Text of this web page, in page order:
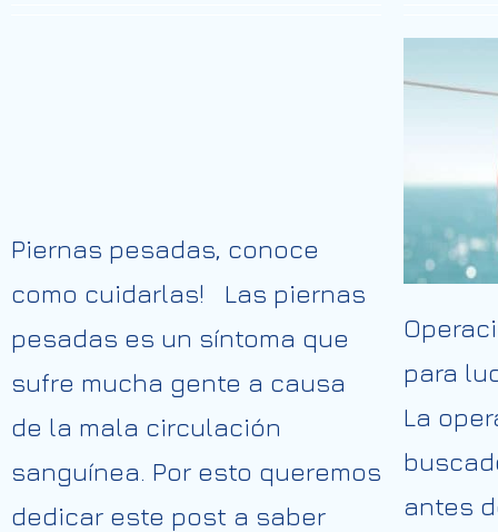
Piernas pesadas, conoce
como cuidarlas! Las piernas
pesadas es un síntoma que
sufre mucha gente a causa
de la mala circulación
sanguínea. Por esto queremos
dedicar este post a saber
para
La
antes